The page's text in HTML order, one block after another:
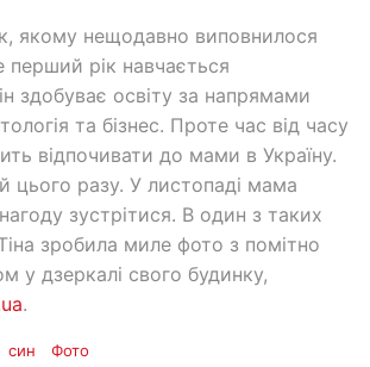
якому нещодавно виповнилося
перший рік навчається
здобуває освіту за напрямами
та бізнес. Проте час від часу
відпочивати до мами в Україну.
цього разу. У листопаді мама
зустрітися. В один з таких
зробила миле фото з помітно
у дзеркалі свого будинку,
.
син Фото